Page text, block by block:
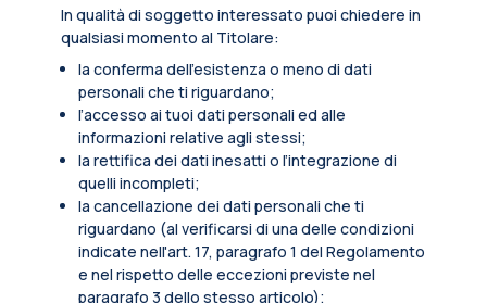
In qualità di soggetto interessato puoi chiedere in
qualsiasi momento al Titolare:
la conferma dell’esistenza o meno di dati
personali che ti riguardano;
l’accesso ai tuoi dati personali ed alle
informazioni relative agli stessi;
la rettifica dei dati inesatti o l’integrazione di
quelli incompleti;
la cancellazione dei dati personali che ti
riguardano (al verificarsi di una delle condizioni
indicate nell'art. 17, paragrafo 1 del Regolamento
e nel rispetto delle eccezioni previste nel
paragrafo 3 dello stesso articolo);